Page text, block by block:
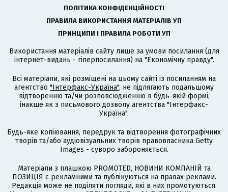
ПОЛІТИКА КОНФІДЕНЦІЙНОСТІ
ПРАВИЛА ВИКОРИСТАННЯ МАТЕРІАЛІВ УП
ПРИНЦИПИ І ПРАВИЛА РОБОТИ УП
Використання матеріалів сайту лише за умови посилання (для
інтернет-видань - гіперпосилання) на "Економічну правду".
Всі матеріали, які розміщені на цьому сайті із посиланням на
агентство "Інтерфакс-Україна", не підлягають подальшому
відтворенню та/чи розповсюдженню в будь-якій формі,
інакше як з письмового дозволу агентства "Інтерфакс-
Україна".
Будь-яке копіювання, передрук та відтворення фотографічних
творів та/або аудіовізуальних творів правовласника Getty
Images - суворо забороняється.
Матеріали з плашкою PROMOTED, НОВИНИ КОМПАНІЙ та
ПОЗИЦІЯ є рекламними та публікуються на правах реклами.
Редакція може не поділяти погляди, які в них промотуються.